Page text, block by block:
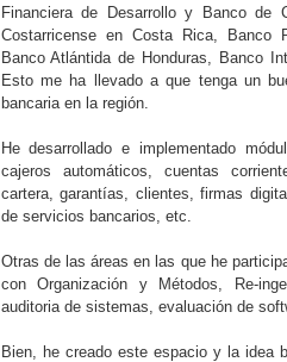
Financiera de Desarrollo y Banco de
Costarricense en Costa Rica, Banco
Banco Atlántida de Honduras, Banco
Esto me ha llevado a que tenga un
bancaria en la región.
He desarrollado e implementado
cajeros automáticos, cuentas
cartera, garantías, clientes, firmas
de servicios bancarios, etc.
Otras de las áreas en las que he
con Organización y Métodos, Re-
auditoria de sistemas, evaluación de
Bien, he creado este espacio y la idea